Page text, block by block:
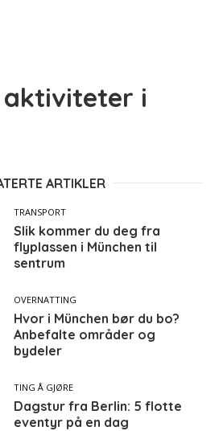
i
ARTIKLER
TRANSPORT
Slik kommer du deg fra
flyplassen i München til
sentrum
OVERNATTING
Hvor i München bør du bo?
Anbefalte områder og
bydeler
TING Å GJØRE
Dagstur fra Berlin: 5 flotte
eventyr på en dag